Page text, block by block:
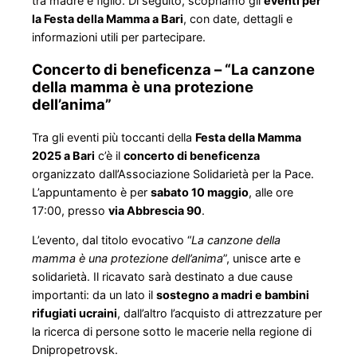
la Festa della Mamma a Bari, con date, dettagli e
informazioni utili per partecipare.
Concerto di beneficenza – “La canzone
della mamma è una protezione
dell’anima”
Tra gli eventi più toccanti della Festa della Mamma
2025 a Bari c’è il concerto di beneficenza
organizzato dall’Associazione Solidarietà per la Pace.
L’appuntamento è per sabato 10 maggio, alle ore
17:00, presso via Abbrescia 90.
L’evento, dal titolo evocativo “La canzone della
mamma è una protezione dell’anima”, unisce arte e
solidarietà. Il ricavato sarà destinato a due cause
importanti: da un lato il sostegno a madri e bambini
rifugiati ucraini, dall’altro l’acquisto di attrezzature per
la ricerca di persone sotto le macerie nella regione di
Dnipropetrovsk.